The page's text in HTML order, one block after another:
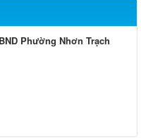
Phường Nhơn Trạch